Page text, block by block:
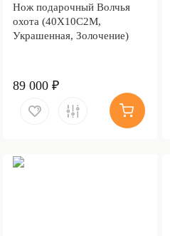
Нож подарочный Волчья
охота (40Х10С2М,
Украшенная, Золочение)
89 000 ₽